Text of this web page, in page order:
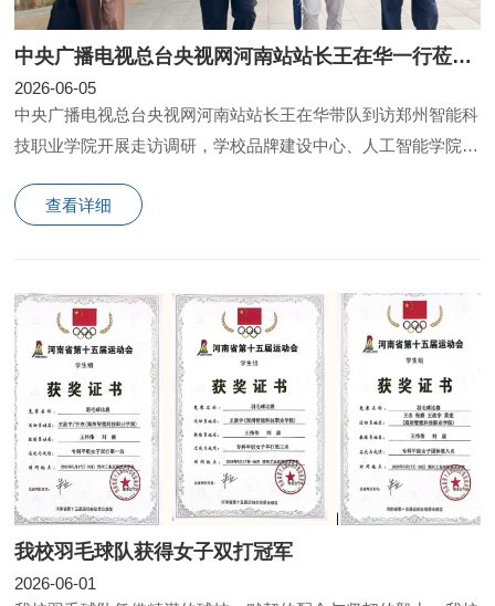
中央广播电视总台央视网河南站站长王在华一行莅临郑州智能科技职业学院走访调研
2026-06-05
中央广播电视总台央视网河南站站长王在华带队到访郑州智能科
技职业学院开展走访调研，学校品牌建设中心、人工智能学院相
查看详细
我校羽毛球队获得女子双打冠军
2026-06-01